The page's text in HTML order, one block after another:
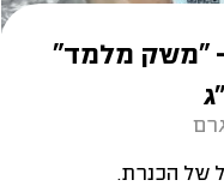
– “משק מלמד”
של הכנרת.